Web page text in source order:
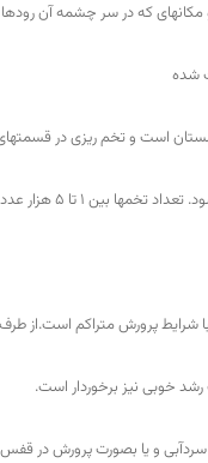
مکانهای که در سر چشمه آن رودها
شده
است و تخم ريزی در
پرورش متراکم است.از طرف
خوبی نيز برخوردار است.
سردآبی و يا بصورت پرورش در قفس